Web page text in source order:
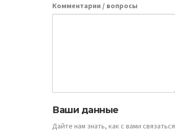
Комментарии / вопросы
Ваши данные
Дайте нам знать, как с вами связаться